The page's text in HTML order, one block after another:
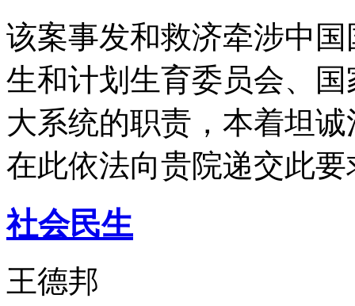
该案事发和救济牵涉中
生和计划生育委员会、
大系统的职责，本着坦
在此依法向贵院递交此要
社会民生
王德邦